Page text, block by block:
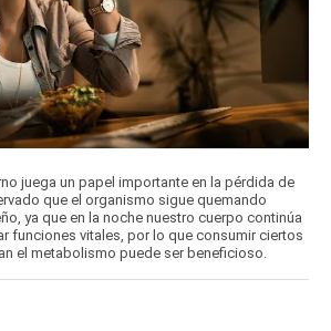
juega un papel importante en la pérdida de
que el organismo sigue quemando
ya que en la noche nuestro cuerpo continúa
funciones vitales, por lo que consumir ciertos
el metabolismo puede ser beneficioso.